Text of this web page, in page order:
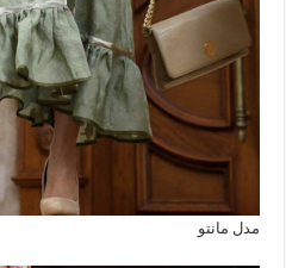
مدل مانتو